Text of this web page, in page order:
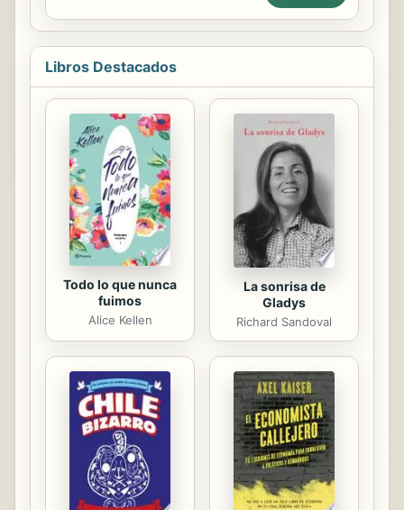
demasiado pronto y llevo
añorándoles toda una vida. De esa
carencia nace este libro. Mi intención
al escribirlo fue traspasarles un poco
es que este libro puede ser leído por
cualquier persona que al inicio o
medio de su vida quiera aprender de
los aciertos y errores que hemos
cometido los más mayores. Un libro
que parte de lo íntimo para hablar de
lo general; de nuestras pérdidas, y...
Libros Destacados
Todo lo que nunca
fuimos
Alice Kellen
La sonrisa de
Gladys
Richard Sandoval